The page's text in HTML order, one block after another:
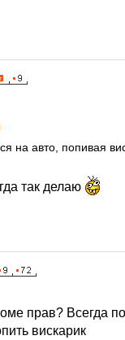
на авто, попивая
так делаю
прав? Всегда
вискарик